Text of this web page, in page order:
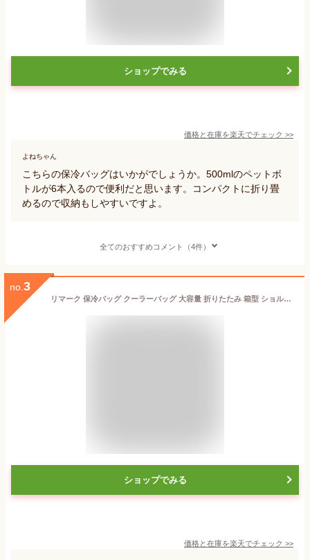
ショップでみる
価格と在庫を楽天でチェック >>
よねちゃん
こちらの保冷バッグはいかがでしょうか。500mlのペットボ
トルが6本入るので便利だと思います。コンパクトに折り畳
めるので収納もしやすいですよ。
全てのおすすめコメント（4件）
no. 3
リマーク 保冷バッグ クーラーバッグ 大容量 折りたたみ 箱型 ショルダー ビッグクーラー お得 2色組 (1.5Lペットボトルx6本入る) 18リットル、 30x30xマチ20cm
ショップでみる
価格と在庫を楽天でチェック >>